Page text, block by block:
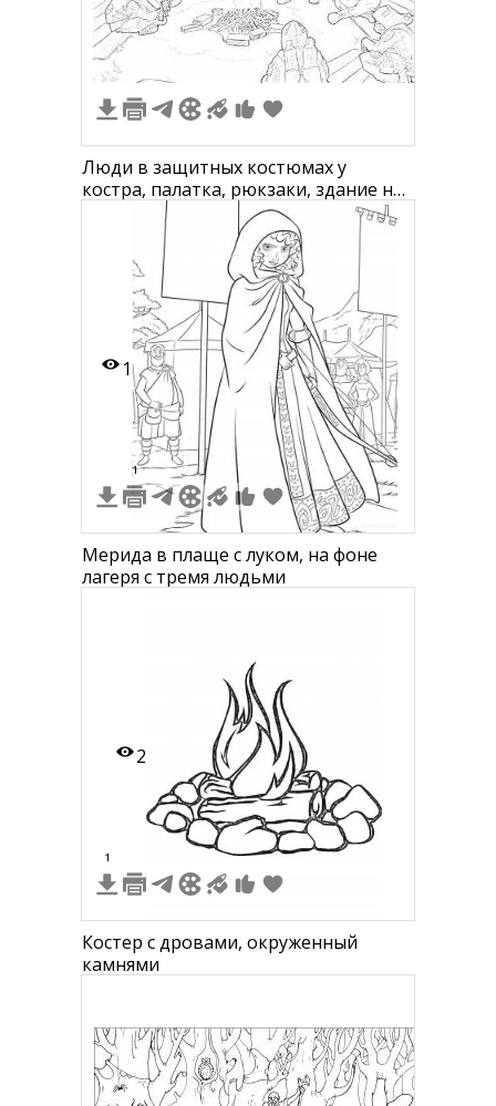
Люди в защитных костюмах у
костра, палатка, рюкзаки, здание на
заднем плане
1
1
Мерида в плаще с луком, на фоне
лагеря с тремя людьми
2
1
Костер с дровами, окруженный
камнями